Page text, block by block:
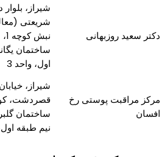
دکتر سعید روزبهانی
شیراز، بلوار
شریعتی
نبش کوچه 1،
ساختمان
اول، واحد 3
مرکز مراقبت پوستی رخ
افسان
شیراز، خیابان
ساختمان
نیم طبقه